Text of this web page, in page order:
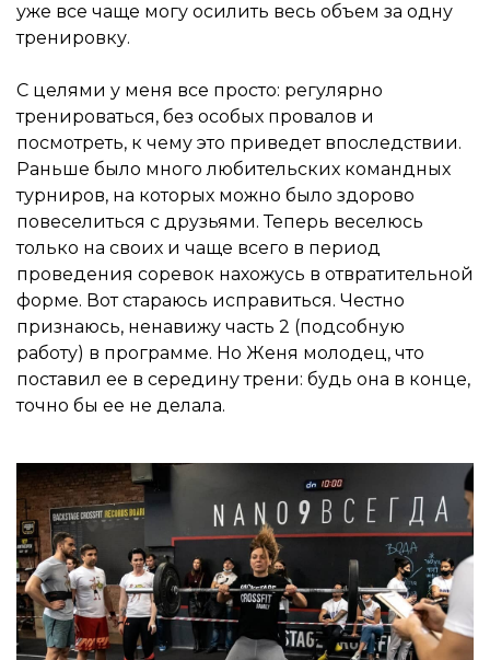
уже все чаще могу осилить весь объем за одну
тренировку.
С целями у меня все просто: регулярно
тренироваться, без особых провалов и
посмотреть, к чему это приведет впоследствии.
Раньше было много любительских командных
турниров, на которых можно было здорово
повеселиться с друзьями. Теперь веселюсь
только на своих и чаще всего в период
проведения соревок нахожусь в отвратительной
форме. Вот стараюсь исправиться. Честно
признаюсь, ненавижу часть 2 (подсобную
работу) в программе. Но Женя молодец, что
поставил ее в середину трени: будь она в конце,
точно бы ее не делала.